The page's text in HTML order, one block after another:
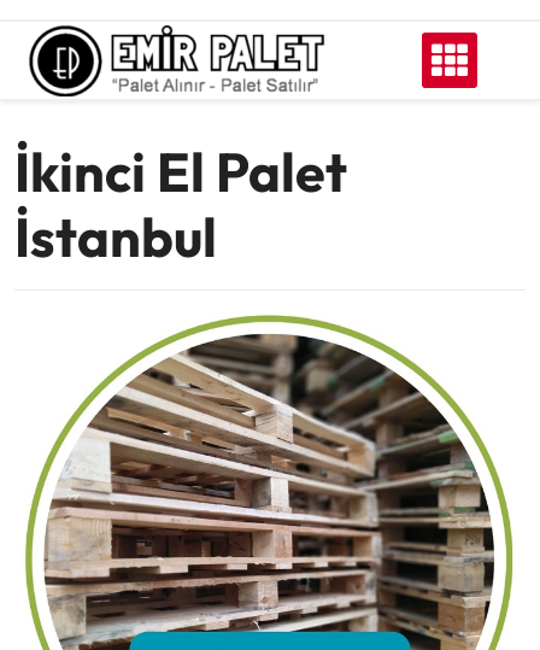
content
İkinci El Palet
İstanbul